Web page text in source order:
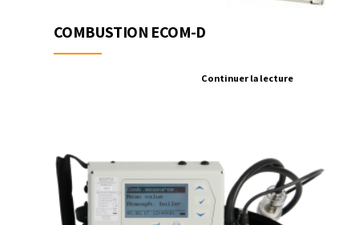
COMBUSTION ECOM-D
Continuer la lecture